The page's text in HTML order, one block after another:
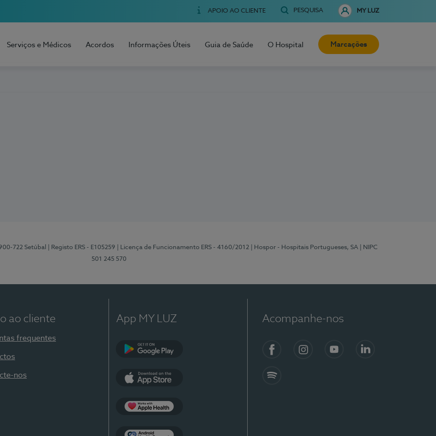
APOIO AO CLIENTE PESQUISA MY LUZ
Serviços e Médicos Acordos Informações Úteis Guia de Saúde O Hospital Marcações
722 Setúbal | Registo ERS - E105259 | Licença de Funcionamento ERS - 4160/2012 | Hospor - Hospitais Portugueses, SA
| NIPC
501 245 570
ao cliente
frequentes
nos
App MY LUZ Acompanhe-nos